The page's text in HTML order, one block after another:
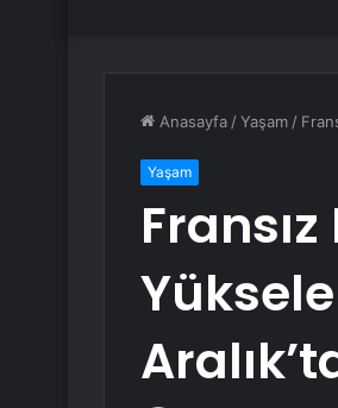
Anasayfa /Yaşam /
Yaşam